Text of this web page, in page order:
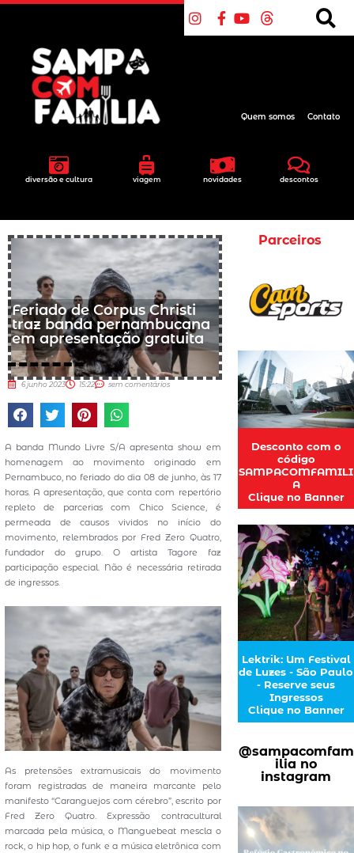
diversão e cultura viagem novidades descontos
Quem somos Contato
Feriado de Corpus Christi
traz banda pernambucana
em apresentação gratuita
6 junho 2023 15:22 sem comentários
A banda Mundo Livre S/A apresenta show em
homenagem ao movimento originado em
Pernambuco, no feriado do dia 08 de junho, às 17
horas. A apresentação, que conta com repertório
repleto de parcerias com Chico Science, é
permeada de causos vividos no início do
movimento, relembrados por Fred Zero Quatro,
fundador do grupo. O artista Tagore faz
participação especial. Não é necessária retirada
de ingressos.
As pretensões extramusicais do movimento
foram registradas de maneira marcante pelo
manifesto “Caranguejos com cérebro”, escrito por
Fred Zero Quatro. Expressão contracultural
marcada pela música, o Manguebeat mescla o
rock, o hip hop, o funk e a música eletrônica com
Parceiros
Desconto com o
código
SAMPACOMFAMILI
A
Clique no Banner
Lektrik: Um Festival
de Luzes - São Paulo
- Reserve seus
Ingressos
Clique no Banner
@sampacomfam
ilia no
instagram